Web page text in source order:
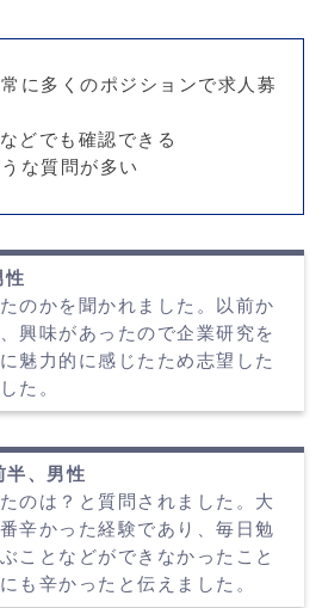
に多くのポジションで求人募
どでも確認できる
な質問が多い
性
のかを聞かれました。以前か
興味があったので企業研究を
魅力的に感じたため志望した
た。
、男性
のは？と質問されました。大
辛かった経験であり、毎日勉
ことなどができなかったこと
も辛かったと伝えました。